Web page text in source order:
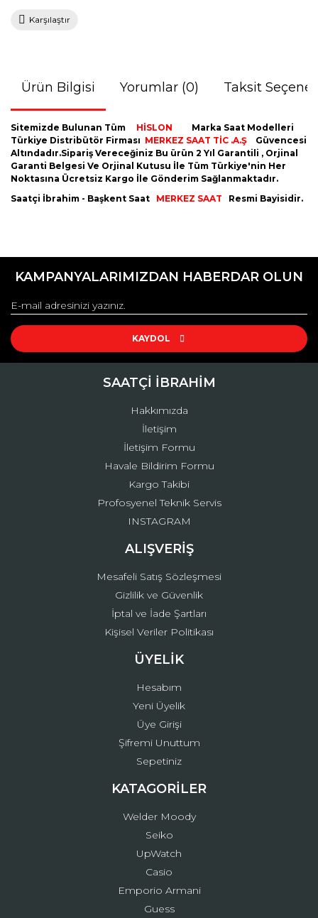
Karşılaştır
Ürün Bilgisi Yorumlar (0) Taksit
Sitemizde Bulunan Tüm HİSLON
Marka Saat Modelleri
Türkiye Distribütör Firması MERKEZ SAAT TİC .A.Ş
Güvencesi
Altındadır.Sipariş Vereceğiniz Bu ürün 2 Yıl Garantili , Orjinal
Garanti Belgesi Ve Orjinal Kutusu İle Tüm Türkiye'nin Her
Noktasına Ücretsiz Kargo İle Gönderim Sağlanmaktadır.
Saatçi İbrahim - Başkent Saat MERKEZ SAAT Resmi Bayisidir.
konularda yetersiz gördüğünüz noktaları öneri formunu
Görüş ve önerileriniz için teşekkür ederiz.
Ürün resmi kalitesiz, bozuk veya görüntülenemiyor.
Ürün açıklamasında eksik bilgiler bulunuyor.
Ürün fiyatı diğer sitelerden daha pahalı.
Gönder
KAMPANYALARIMIZDAN HABERDAR OLUN
KAYDOL
SAATÇİ İBRAHİM
Hakkımızda
İletişim
İletişim Formu
Havale Bildirim Formu
Kargo Takibi
Profosyenel Teknik Servis
INSTAGRAM
ALIŞVERİŞ
Mesafeli Satış Sözleşmesi
Gizlilik ve Güvenlik
İptal ve İade Şartları
Kişisel Veriler Politikası
ÜYELİK
Hesabım
Yeni Üyelik
Üye Girişi
Şifremi Unuttum
Sepetiniz
KATAGORİLER
Welder Moody
Seiko
UpWatch
Casio
Emporio Armani
Guess